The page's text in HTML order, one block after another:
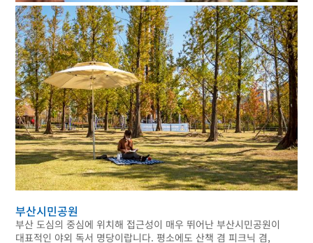
부산시민공원
부산 도심의 중심에 위치해 접근성이 매우 뛰어난 부산시민공원이
대표적인 야외 독서 명당이랍니다. 평소에도 산책 겸 피크닉 겸,